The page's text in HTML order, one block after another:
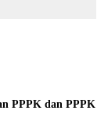
PPPK dan PPPK